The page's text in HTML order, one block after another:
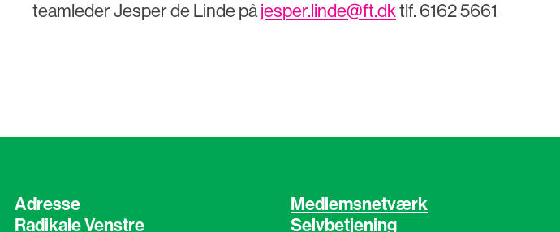
teamleder Jesper de Linde påjesper.linde@ft.dktlf. 6162 5661
Adresse
Radikale Venstre
Medlemsnetværk
Selvbetjening